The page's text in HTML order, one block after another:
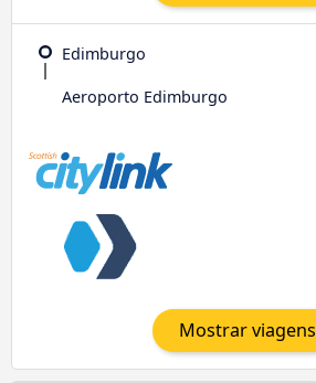
Edimburgo
Aeroporto Edimburgo
Mostrar viagens